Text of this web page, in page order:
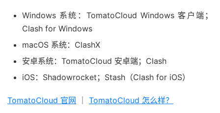
Windows 系统：TomatoCloud Windows 客户端；
Clash for Windows
macOS 系统：ClashX
安卓系统：TomatoCloud 安卓端；Clash
iOS：Shadowrocket；Stash（Clash for iOS）
TomatoCloud 官网 TomatoCloud 怎么样？